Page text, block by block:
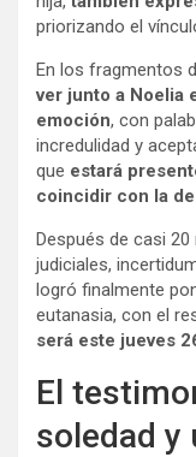
priorizando el
En los fragmentos
ver junto a Noelia
emoción, con
incredulidad y
que estará
coincidir con la
Después de casi
judiciales,
logró finalmente
eutanasia, con el
será este jueves
El
soledad y